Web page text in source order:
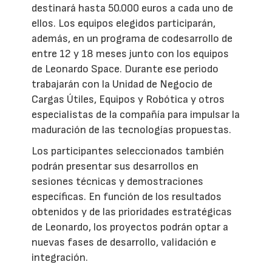
destinará hasta 50.000 euros a cada uno de
ellos. Los equipos elegidos participarán,
además, en un programa de codesarrollo de
entre 12 y 18 meses junto con los equipos
de Leonardo Space. Durante ese periodo
trabajarán con la Unidad de Negocio de
Cargas Útiles, Equipos y Robótica y otros
especialistas de la compañía para impulsar la
maduración de las tecnologías propuestas.
Los participantes seleccionados también
podrán presentar sus desarrollos en
sesiones técnicas y demostraciones
específicas. En función de los resultados
obtenidos y de las prioridades estratégicas
de Leonardo, los proyectos podrán optar a
nuevas fases de desarrollo, validación e
integración.